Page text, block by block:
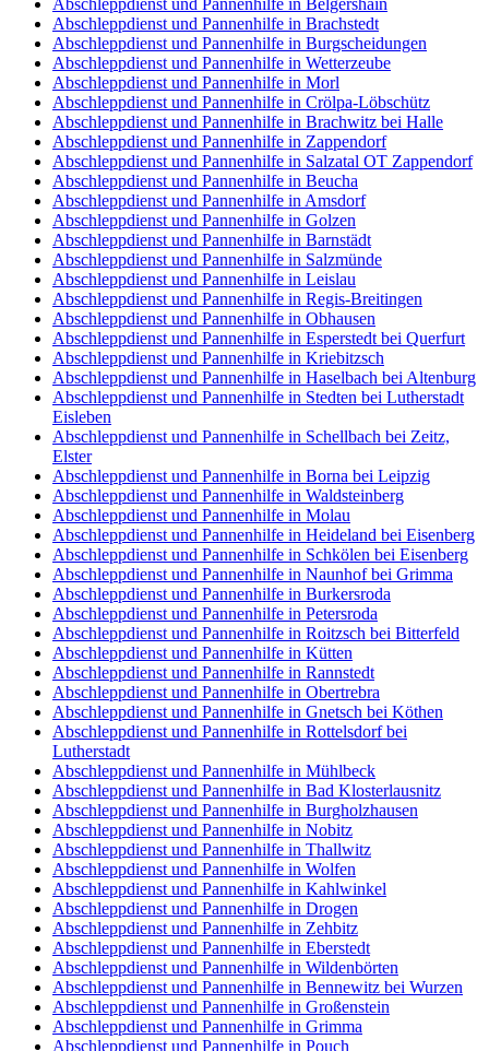
Abschleppdienst und Pannenhilfe in Belgershain
Abschleppdienst und Pannenhilfe in Brachstedt
Abschleppdienst und Pannenhilfe in Burgscheidungen
Abschleppdienst und Pannenhilfe in Wetterzeube
Abschleppdienst und Pannenhilfe in Morl
Abschleppdienst und Pannenhilfe in Crölpa-Löbschütz
Abschleppdienst und Pannenhilfe in Brachwitz bei Halle
Abschleppdienst und Pannenhilfe in Zappendorf
Abschleppdienst und Pannenhilfe in Salzatal OT Zappendorf
Abschleppdienst und Pannenhilfe in Beucha
Abschleppdienst und Pannenhilfe in Amsdorf
Abschleppdienst und Pannenhilfe in Golzen
Abschleppdienst und Pannenhilfe in Barnstädt
Abschleppdienst und Pannenhilfe in Salzmünde
Abschleppdienst und Pannenhilfe in Leislau
Abschleppdienst und Pannenhilfe in Regis-Breitingen
Abschleppdienst und Pannenhilfe in Obhausen
Abschleppdienst und Pannenhilfe in Esperstedt bei Querfurt
Abschleppdienst und Pannenhilfe in Kriebitzsch
Abschleppdienst und Pannenhilfe in Haselbach bei Altenburg
Abschleppdienst und Pannenhilfe in Stedten bei Lutherstadt
Eisleben
Abschleppdienst und Pannenhilfe in Schellbach bei Zeitz,
Elster
Abschleppdienst und Pannenhilfe in Borna bei Leipzig
Abschleppdienst und Pannenhilfe in Waldsteinberg
Abschleppdienst und Pannenhilfe in Molau
Abschleppdienst und Pannenhilfe in Heideland bei Eisenberg
Abschleppdienst und Pannenhilfe in Schkölen bei Eisenberg
Abschleppdienst und Pannenhilfe in Naunhof bei Grimma
Abschleppdienst und Pannenhilfe in Burkersroda
Abschleppdienst und Pannenhilfe in Petersroda
Abschleppdienst und Pannenhilfe in Roitzsch bei Bitterfeld
Abschleppdienst und Pannenhilfe in Kütten
Abschleppdienst und Pannenhilfe in Rannstedt
Abschleppdienst und Pannenhilfe in Obertrebra
Abschleppdienst und Pannenhilfe in Gnetsch bei Köthen
Abschleppdienst und Pannenhilfe in Rottelsdorf bei
Lutherstadt
Abschleppdienst und Pannenhilfe in Mühlbeck
Abschleppdienst und Pannenhilfe in Bad Klosterlausnitz
Abschleppdienst und Pannenhilfe in Burgholzhausen
Abschleppdienst und Pannenhilfe in Nobitz
Abschleppdienst und Pannenhilfe in Thallwitz
Abschleppdienst und Pannenhilfe in Wolfen
Abschleppdienst und Pannenhilfe in Kahlwinkel
Abschleppdienst und Pannenhilfe in Drogen
Abschleppdienst und Pannenhilfe in Zehbitz
Abschleppdienst und Pannenhilfe in Eberstedt
Abschleppdienst und Pannenhilfe in Wildenbörten
Abschleppdienst und Pannenhilfe in Bennewitz bei Wurzen
Abschleppdienst und Pannenhilfe in Großenstein
Abschleppdienst und Pannenhilfe in Grimma
Abschleppdienst und Pannenhilfe in Pouch